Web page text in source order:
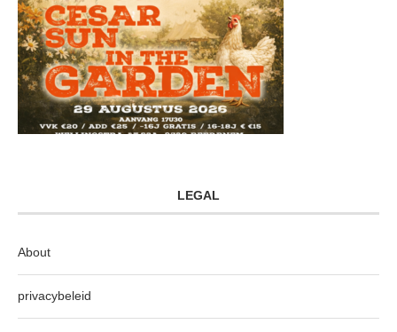
LEGAL
About
privacybeleid